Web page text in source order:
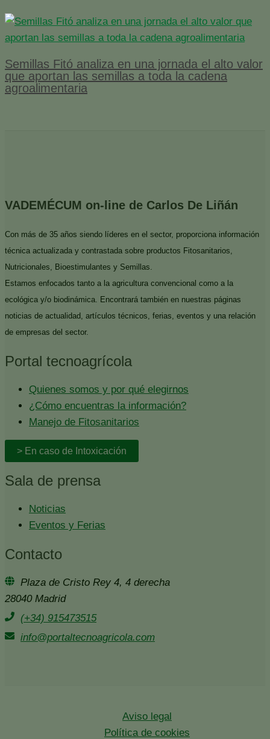
Semillas Fitó analiza en una jornada el alto valor
que aportan las semillas a toda la cadena
agroalimentaria
VADEMÉCUM on-line de Carlos De Liñán
Con más de 35 años siendo líderes en el sector, proporciona información
técnica actualizada y contrastada sobre productos Fitosanitarios,
Nutricionales, Bioestimulantes y Semillas.
Estamos enfocados tanto a la agricultura convencional como a la
ecológica y/o biodinámica. Encontrará también en nuestras páginas
noticias de actualidad, artículos técnicos, ferias, eventos y una relación
de empresas del sector.
Portal tecnoagrícola
Quienes somos y por qué elegirnos
¿Cómo encuentras la información?
Manejo de Fitosanitarios
> En caso de Intoxicación
Sala de prensa
Noticias
Eventos y Ferias
Contacto
Plaza de Cristo Rey 4, 4 derecha
28040 Madrid
(+34) 915473515
info@portaltecnoagricola.com
Aviso legal
Política de cookies